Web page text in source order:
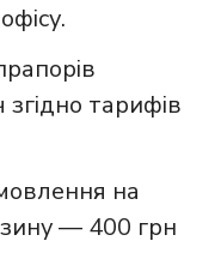
тарифів
на
— 400 грн